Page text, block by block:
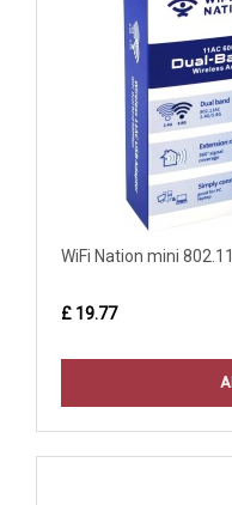
WiFi Nation mini
£ 19.77